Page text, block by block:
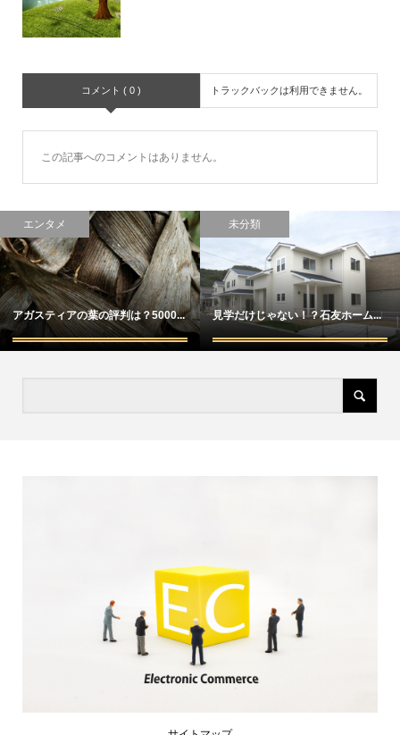
コメント ( 0 ) トラックバックは利用できません。
この記事へのコメントはありません。
エンタメ
アガスティアの葉の評判は？5000...
未分類
見学だけじゃない！？石友ホーム...